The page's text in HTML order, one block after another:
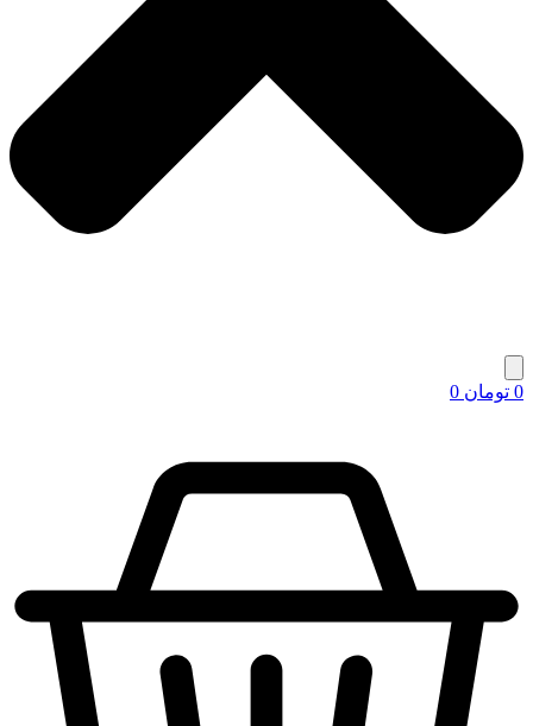
0 تومان 0